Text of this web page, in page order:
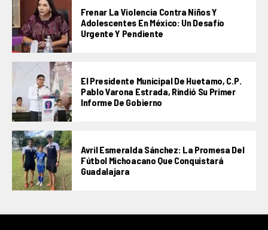
Frenar La Violencia Contra Niños Y
Adolescentes En México: Un Desafío
Urgente Y Pendiente
El Presidente Municipal De Huetamo, C.P.
Pablo Varona Estrada, Rindió Su Primer
Informe De Gobierno
Avril Esmeralda Sánchez: La Promesa Del
Fútbol Michoacano Que Conquistará
Guadalajara